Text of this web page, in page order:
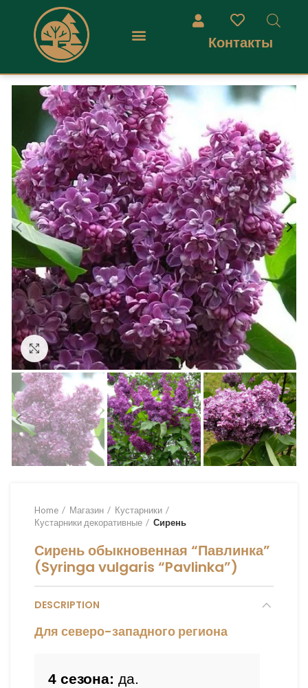
Контакты
Увеличить
Home Магазин
Кустарники
Кустарники декоративные
Сирень
Сирень обыкновенная “Павлинка”
(Syringa vulgaris “Pavlinka”)
DESCRIPTION
Для северо-западного региона
4 сезона: да.